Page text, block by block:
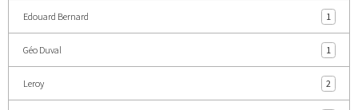
Edouard Bernard 1
Géo Duval 1
Leroy 2